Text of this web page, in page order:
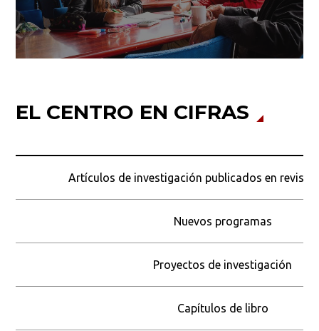
EL CENTRO EN CIFRAS
Artículos de investigación publicados en
Nuevos programas
Proyectos de investigación
Capítulos de libro